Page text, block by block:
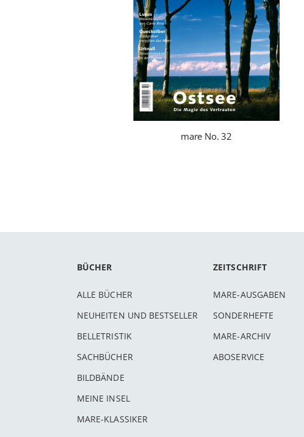
mare No. 32
BÜCHER
ALLE BÜCHER
NEUHEITEN UND BESTSELLER
BELLETRISTIK
SACHBÜCHER
BILDBÄNDE
MEINE INSEL
MARE-KLASSIKER
ZEITSCHRIFT
MARE-AUSGABEN
SONDERHEFTE
MARE-ARCHIV
ABOSERVICE